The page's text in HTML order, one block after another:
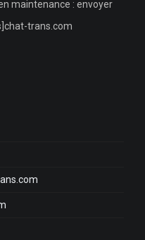
maintenance : envoyer
trans.com